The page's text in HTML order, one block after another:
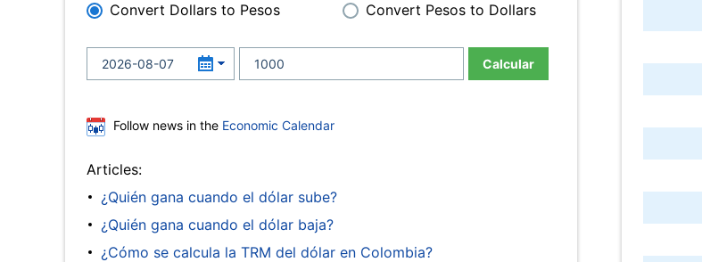
Convert Dollars to Pesos Convert Pesos to Dollars
Calcular
Follow news in the Economic Calendar
Articles:
¿Quién gana cuando el dólar sube?
¿Quién gana cuando el dólar baja?
¿Cómo se calcula la TRM del dólar en Colombia?